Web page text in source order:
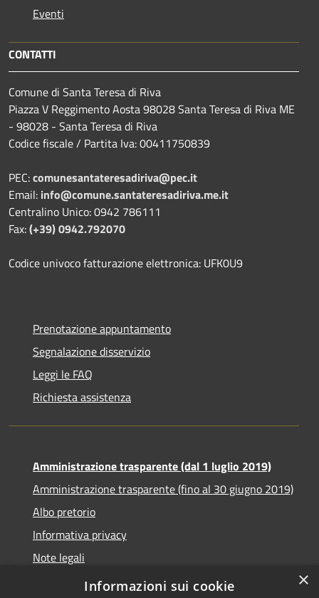
Eventi
CONTATTI
Comune di Santa Teresa di Riva
Piazza V Reggimento Aosta 98028 Santa Teresa di Riva ME
- 98028 - Santa Teresa di Riva
Codice fiscale / Partita Iva: 00411750839
PEC:comunesantateresadiriva@pec.it
Email: info@comune.santateresadiriva.me.it
Centralino Unico: 0942 786111
Fax:(+39) 0942.792070
Codice univoco fatturazione elettronica: UFK0U9
Prenotazione appuntamento
Segnalazione disservizio
Leggi le FAQ
Richiesta assistenza
Amministrazione trasparente (dal 1 luglio 2019)
Amministrazione trasparente (fino al 30 giugno 2019)
Albo pretorio
Informativa privacy
Note legali
Dichiarazione di accessibilità
×
Informazioni sui cookie